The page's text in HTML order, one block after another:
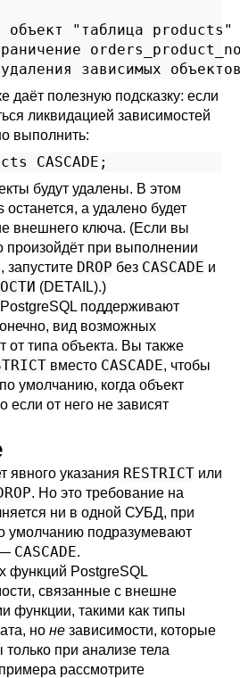
объект "таблица
полезную подсказку: если
ликвидацией зависимостей
выполнить:
будут удалены. В этом
а удалено будет
внешнего ключа. (Если вы
произойдёт при выполнении
, запустите DROP без CASCADE и
(DETAIL).)
PostgreSQL поддерживают
вид возможных
от типа объекта. Вы также
вместо CASCADE, чтобы
умолчанию, когда объект
если от него не зависят
явного указания RESTRICT или
. Но это требование на
ни в одной СУБД, при
умолчанию подразумевают
— CASCADE.
функций PostgreSQL
связанные с внешне
функции, такими как типы
но не зависимости, которые
при анализе тела
рассмотрите